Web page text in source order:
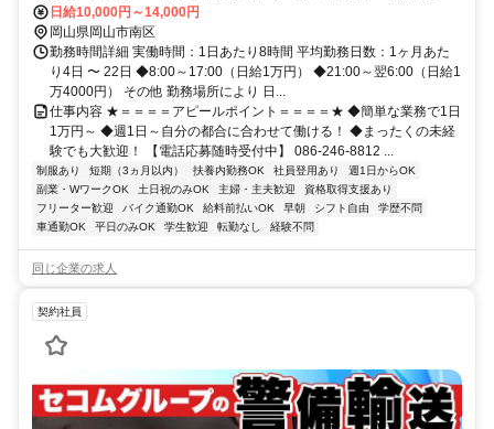
場）
日給10,000円～14,000円
岡山県岡山市南区
勤務時間詳細 実働時間：1日あたり8時間 平均勤務日数：1ヶ月あた
り4日 〜 22日 ◆8:00～17:00（日給1万円） ◆21:00～翌6:00（日給1
万4000円） その他 勤務場所により 日...
仕事内容 ★＝＝＝＝アピールポイント＝＝＝＝★ ◆簡単な業務で1日
1万円～ ◆週1日～自分の都合に合わせて働ける！ ◆まったくの未経
験でも大歓迎！ 【電話応募随時受付中】 086-246-8812 ...
制服あり 短期（3ヵ月以内） 扶養内勤務OK 社員登用あり
週1日からOK
副業・WワークOK
土日祝のみOK 主婦・主夫歓迎
資格取得支援あり
フリーター歓迎
バイク通勤OK 給料前払いOK 早朝 シフト自由
学歴不問
車通勤OK
平日のみOK 学生歓迎 転勤なし 経験不問
同じ企業の求人
契約社員